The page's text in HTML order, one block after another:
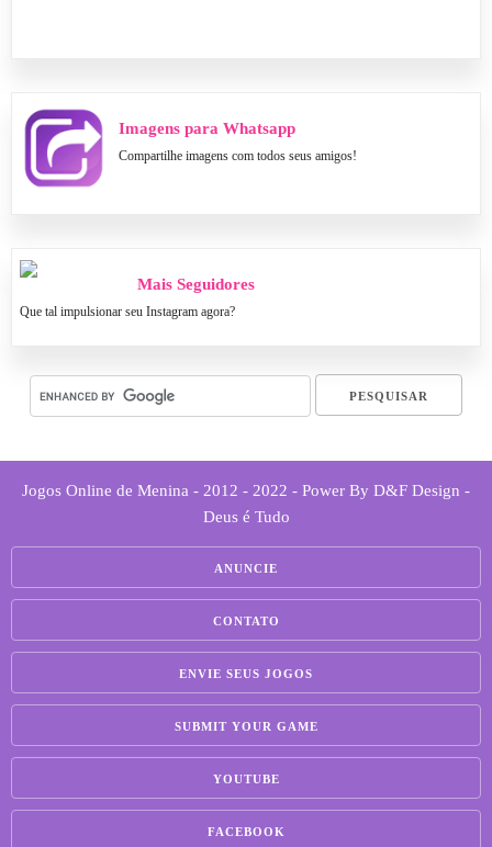
Imagens para Whatsapp
Compartilhe imagens com todos seus amigos!
Mais Seguidores
Que tal impulsionar seu Instagram agora?
Jogos Online de Menina - 2012 - 2022 - Power By D&F Design -
Deus é Tudo
ANUNCIE
CONTATO
ENVIE SEUS JOGOS
SUBMIT YOUR GAME
YOUTUBE
FACEBOOK